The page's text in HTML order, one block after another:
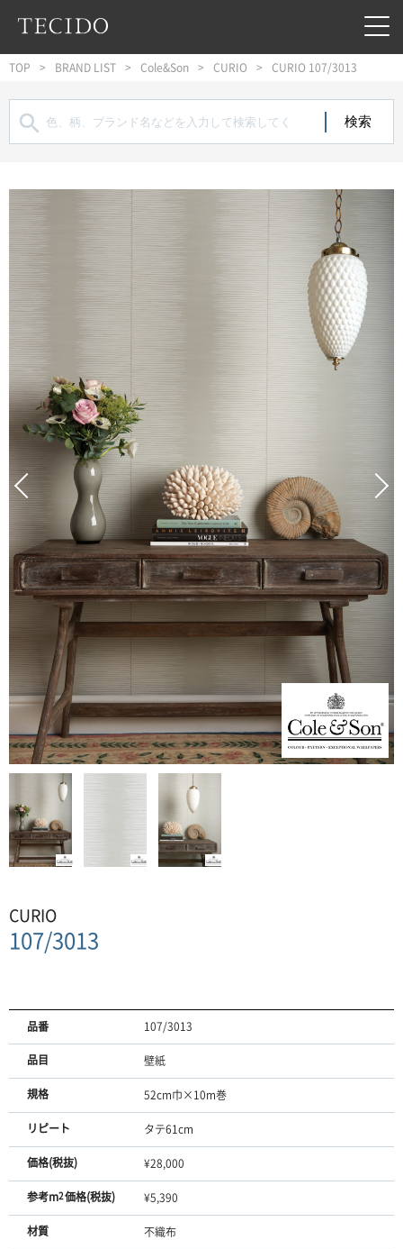
フッターへジャンプ
TOP BRAND LIST Cole&Son CURIO CURIO 107/3013

CURIO
107/3013
品番 107/3013
品目 壁紙
規格 52cm巾×10m巻
リピート タテ61cm
価格(税抜) ¥28,000
参考m2価格(税抜) ¥5,390
材質 不織布